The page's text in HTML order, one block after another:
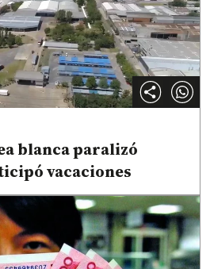
blanca paralizó
vacaciones